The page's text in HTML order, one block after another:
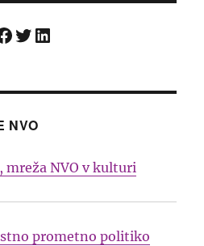
Twitter
LinkedIn
NVO
mreža NVO v kulturi
prometno politiko